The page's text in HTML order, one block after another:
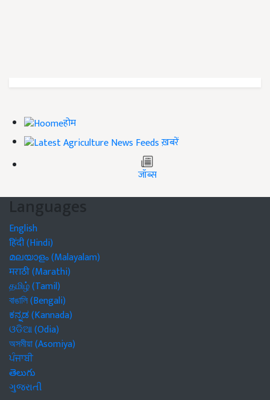
होम
ख़बरें
जॉब्स
Languages
English
हिंदी (Hindi)
മലയാളം (Malayalam)
मराठी (Marathi)
தமிழ் (Tamil)
বাঙালি (Bengali)
ಕನ್ನಡ (Kannada)
ଓଡିଆ (Odia)
অসমীয়া (Asomiya)
ਪੰਜਾਬੀ
తెలుగు
ગુજરાતી